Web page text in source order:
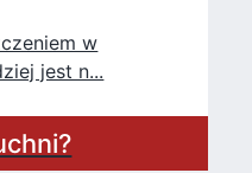
w
jest n...